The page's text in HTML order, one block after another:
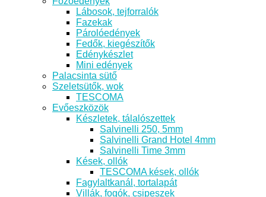
Lábosok, tejforralók
Fazekak
Párolóedények
Fedők, kiegészítők
Edénykészlet
Mini edények
Palacsinta sütő
Szeletsütők, wok
TESCOMA
Evőeszközök
Készletek, tálalószettek
Salvinelli 250, 5mm
Salvinelli Grand Hotel 4mm
Salvinelli Time 3mm
Kések, ollók
TESCOMA kések, ollók
Fagylaltkanál, tortalapát
Villák, fogók, csipeszek